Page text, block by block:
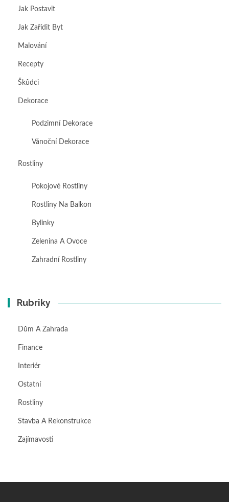
Jak Postavit
Jak Zařídit Byt
Malování
Recepty
Škůdci
Dekorace
Podzimní Dekorace
Vánoční Dekorace
Rostliny
Pokojové Rostliny
Rostliny Na Balkon
Bylinky
Zelenina A Ovoce
Zahradní Rostliny
Rubriky
Dům A Zahrada
Finance
Interiér
Ostatní
Rostliny
Stavba A Rekonstrukce
Zajímavosti